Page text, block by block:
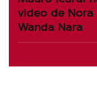
video de
Wanda Nara